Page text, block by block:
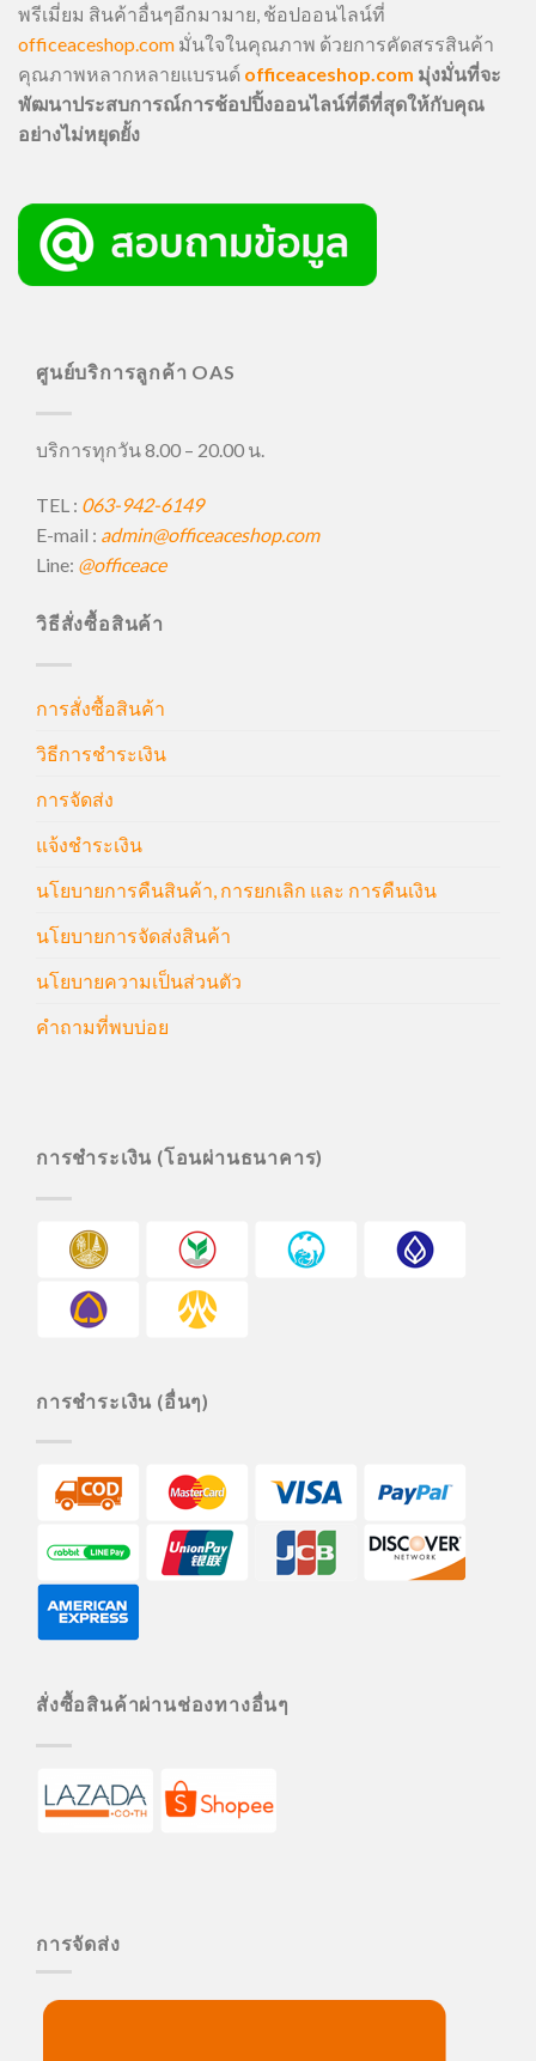
พรีเมี่ยม สินค้าอื่นๆอีกมามาย, ช้อปออนไลน์ที่
officeaceshop.com มั่นใจในคุณภาพ ด้วยการคัดสรรสินค้า
คุณภาพหลากหลายแบรนด์ officeaceshop.com มุ่งมั่นที่จะ
พัฒนาประสบการณ์การช้อปปิ้งออนไลน์ที่ดีที่สุดให้กับคุณ
อย่างไม่หยุดยั้ง
ศูนย์บริการลูกค้า OAS
บริการทุกวัน 8.00 – 20.00 น.
TEL : 063-942-6149
E-mail : admin@officeaceshop.com
Line: @officeace
วิธีสั่งซื้อสินค้า
การสั่งซื้อสินค้า
วิธีการชำระเงิน
การจัดส่ง
แจ้งชำระเงิน
นโยบายการคืนสินค้า, การยกเลิก และ การคืนเงิน
นโยบายการจัดส่งสินค้า
นโยบายความเป็นส่วนตัว
คำถามที่พบบ่อย
การชำระเงิน (โอนผ่านธนาคาร)
การชำระเงิน (อื่นๆ)
สั่งซื้อสินค้าผ่านช่องทางอื่นๆ
การจัดส่ง